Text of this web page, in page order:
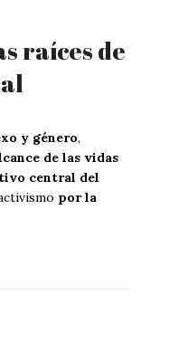
raíces de
y género,
de las vidas
central del
por la